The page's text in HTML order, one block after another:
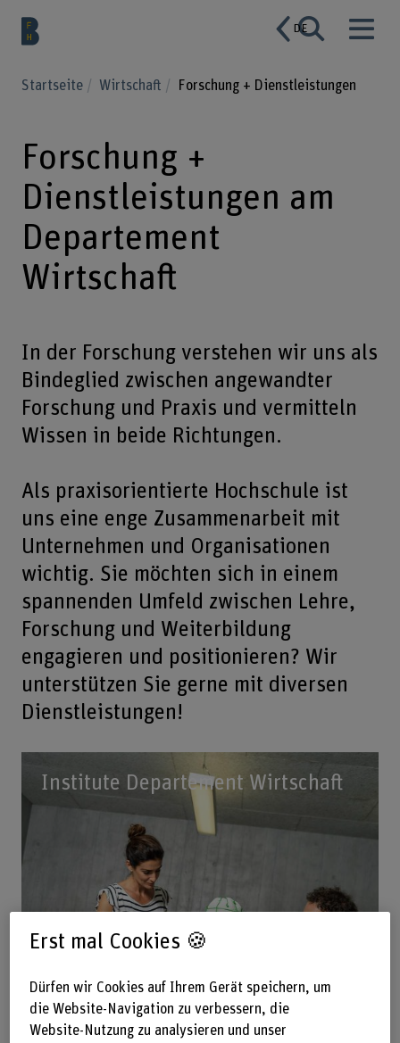
DE
Startseite Wirtschaft Forschung + Dienstleistungen
Forschung +
Dienstleistungen am
Departement
Wirtschaft
In der Forschung verstehen wir uns als
Bindeglied zwischen angewandter
Forschung und Praxis und vermitteln
Wissen in beide Richtungen.
Als praxisorientierte Hochschule ist
uns eine enge Zusammenarbeit mit
Unternehmen und Organisationen
wichtig. Sie möchten sich in einem
spannenden Umfeld zwischen Lehre,
Forschung und Weiterbildung
engagieren und positionieren? Wir
unterstützen Sie gerne mit diversen
Dienstleistungen!
Institute Departement Wirtschaft
Erst mal Cookies 🍪
Dürfen wir Cookies auf Ihrem Gerät speichern, um
die Website-Navigation zu verbessern, die
Website-Nutzung zu analysieren und unser